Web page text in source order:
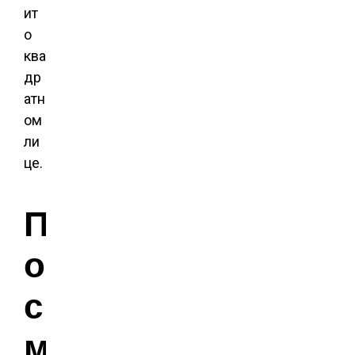
ит
о
ква
др
атн
ом
ли
це.
П
о
с
м